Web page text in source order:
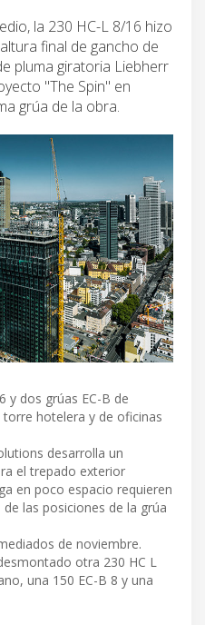
la 230 HC-L 8/16 hizo
final de gancho de
pluma giratoria Liebherr
"The Spin" en
grúa de la obra.
y dos grúas EC-B de
hotelera y de oficinas
desarrolla un
el trepado exterior
en poco espacio requieren
las posiciones de la grúa
de noviembre.
otra 230 HC L
una 150 EC-B 8 y una